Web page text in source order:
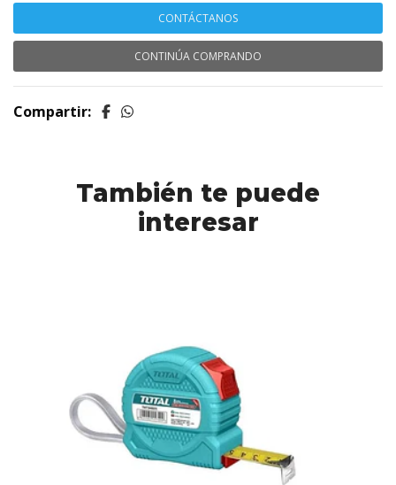
CONTÁCTANOS
CONTINÚA COMPRANDO
Compartir:
También te puede
interesar